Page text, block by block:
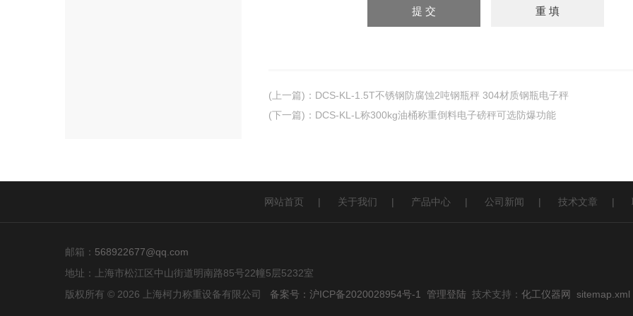
(上一篇) ： DCS-KL-1.5T不锈钢防腐蚀2吨钢瓶秤 304材质钢瓶电子秤
(下一篇) ： DCS-KL-L称300kg油桶称重倒料电子磅秤可选防爆功能
网站首页 | 关于我们 | 产品中心 | 公司新闻 | 技术文章 |
邮箱： 568922677@qq.com
地址：上海市松江区中山街道明南路85号22幢5层5232室
版权所有 © 2026 上海柯力称重设备有限公司 备案号：沪ICP备2020028954号-1 管理登陆 技术支持： 化工仪器网 sitemap.xml